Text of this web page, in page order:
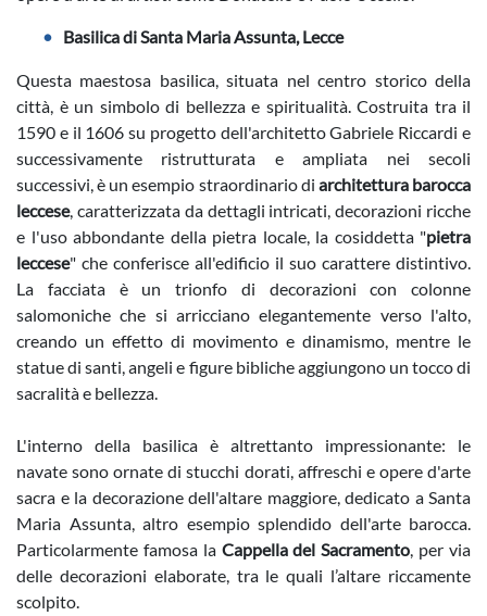
Basilica di Santa Maria Assunta, Lecce
Questa maestosa basilica, situata nel centro storico della
città, è un simbolo di bellezza e spiritualità. Costruita tra il
1590 e il 1606 su progetto dell'architetto Gabriele Riccardi e
successivamente ristrutturata e ampliata nei secoli
successivi, è un esempio straordinario di architettura barocca
leccese, caratterizzata da dettagli intricati, decorazioni ricche
e l'uso abbondante della pietra locale, la cosiddetta "pietra
leccese" che conferisce all'edificio il suo carattere distintivo.
La facciata è un trionfo di decorazioni con colonne
salomoniche che si arricciano elegantemente verso l'alto,
creando un effetto di movimento e dinamismo, mentre le
statue di santi, angeli e figure bibliche aggiungono un tocco di
sacralità e bellezza.
L'interno della basilica è altrettanto impressionante: le
navate sono ornate di stucchi dorati, affreschi e opere d'arte
sacra e la decorazione dell'altare maggiore, dedicato a Santa
Maria Assunta, altro esempio splendido dell'arte barocca.
Particolarmente famosa la Cappella del Sacramento, per via
delle decorazioni elaborate, tra le quali l’altare riccamente
scolpito.